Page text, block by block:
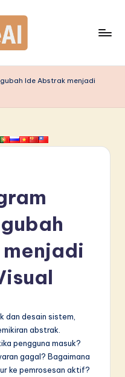
Ide Abstrak menjadi
dan desain sistem,
abstrak.
pengguna masuk?
gagal? Bagaimana
ke pemrosesan aktif?